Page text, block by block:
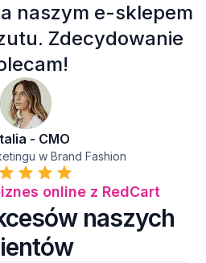
naszym e-sklepem
Zdecydowanie
- CMO
w Brand Fashion
online z RedCart
naszych